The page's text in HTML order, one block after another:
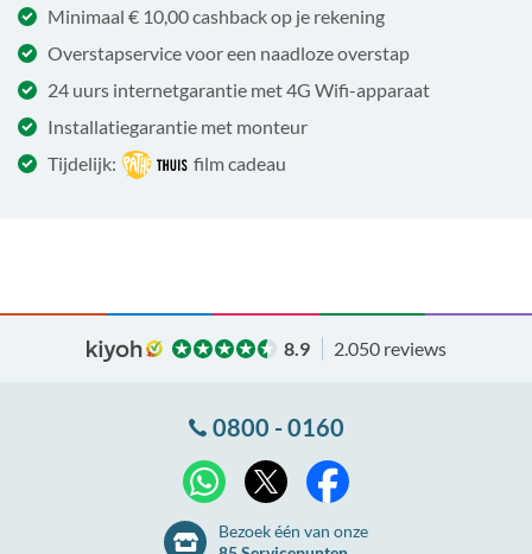
Minimaal € 10,00 cashback op je rekening
Overstapservice voor een naadloze overstap
24 uurs internetgarantie met 4G Wifi-apparaat
Installatiegarantie met monteur
Tijdelijk:
film cadeau
8.9 2.050 reviews
0800 - 0160
WhatsApp
Bezoek één van onze